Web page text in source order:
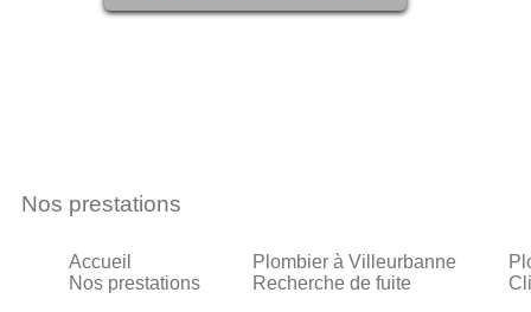
Nos prestations
Accueil
Nos prestations
Plombier à Villeurbanne
Recherche de fuite